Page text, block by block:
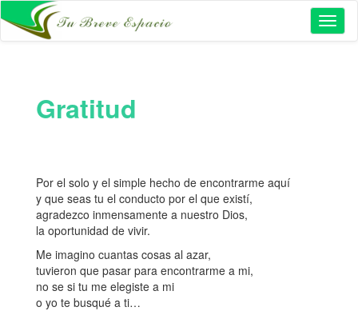
Gratitud
Por el solo y el simple hecho de encontrarme aquí
y que seas tu el conducto por el que existí,
agradezco inmensamente a nuestro Dios,
la oportunidad de vivir.
Me imagino cuantas cosas al azar,
tuvieron que pasar para encontrarme a mi,
no se si tu me elegiste a mi
o yo te busqué a ti…